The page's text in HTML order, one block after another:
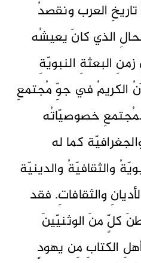
العرب ونقصدُ
الذي كانَ يعيشُه
البعثةِ النبويّةِ
الكريمُ في جوِّ مُجتمعِ
خصوصيّاتُه
كما له
والثقافيّةُ والدينيّة
والثقافاتِ. فقد
كلٍّ منَ الوثنيّينَ
الكتابِ مِن يهودٍ